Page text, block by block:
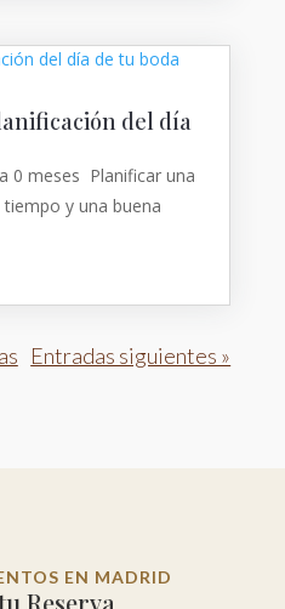
del día
0 meses Planificar una
y una buena
Entradas siguientes »
EN MADRID
Reserva